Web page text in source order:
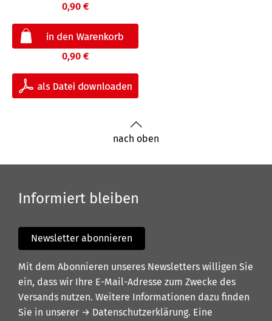
0,90 €
0,90 €
nach oben
Informiert bleiben
Newsletter abonnieren
Mit dem Abonnieren unseres Newsletters willigen Sie
ein, dass wir Ihre E-Mail-Adresse zum Zwecke des
Versands nutzen. Weitere Informationen dazu finden
Sie in unserer → Datenschutzerklärung. Eine